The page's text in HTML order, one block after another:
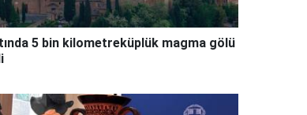
5 bin kilometreküplük magma gölü